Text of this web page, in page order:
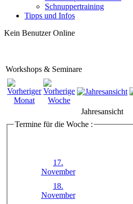
Schnuppertraining
Tipps und Infos
Kein Benutzer Online
Workshops & Seminare
Jahresansicht
Termine für die Woche :
17.
November
18.
November